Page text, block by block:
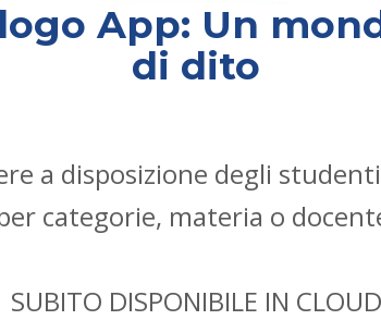
App: Un
di dito
a disposizione degli
categorie, materia o
SUBITO DISPONIBILE IN CLOUD